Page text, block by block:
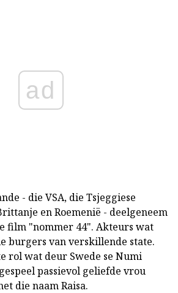
ad
- die VSA, die Tsjeggiese
en Roemenië - deelgeneem
film "nommer 44". Akteurs wat
burgers van verskillende state.
rol wat deur Swede se Numi
passievol geliefde vrou
die naam Raisa.